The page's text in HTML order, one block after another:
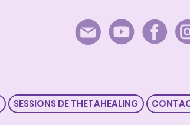
SESSIONS DE THETAHEALING